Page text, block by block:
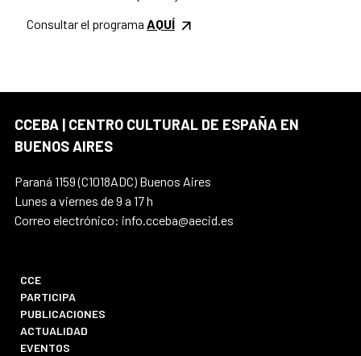
Consultar el programa AQUÍ
CCEBA | CENTRO CULTURAL DE ESPAÑA EN
BUENOS AIRES
Paraná 1159 (C1018ADC) Buenos Aires
Lunes a viernes de 9 a 17 h
Correo electrónico: info.cceba@aecid.es
CCE
PARTICIPA
PUBLICACIONES
ACTUALIDAD
EVENTOS